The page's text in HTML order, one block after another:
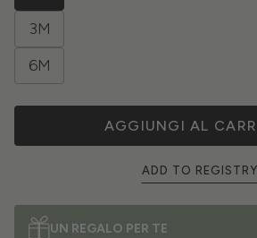
3M
6M
AGGIUNGI AL
ADD TO REGISTRY
UN REGALO PER TE